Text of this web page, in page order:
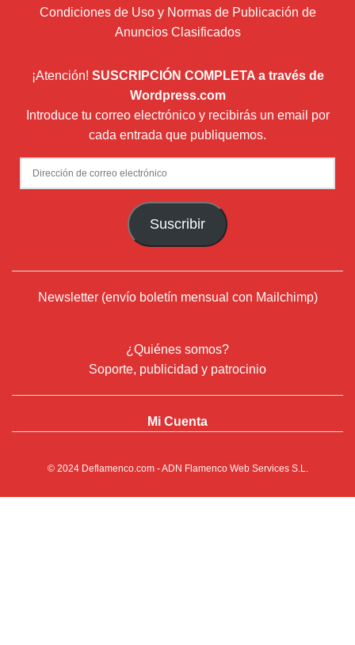
Condiciones de Uso y Normas de Publicación de
Anuncios Clasificados
¡Atención! SUSCRIPCIÓN COMPLETA a través de
Wordpress.com
Introduce tu correo electrónico y recibirás un email por
cada entrada que publiquemos.
Dirección
de
Suscribir
Newsletter (envío boletín mensual con Mailchimp)
¿Quiénes somos?
Soporte, publicidad y patrocinio
Mi Cuenta
© 2024 Deflamenco.com- ADN Flamenco Web Services S.L.